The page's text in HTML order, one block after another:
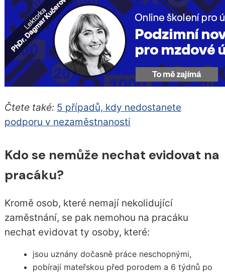
Čtete také: 5 případů, kdy nedostanete
podporu v nezaměstnanosti
Kdo se nemůže nechat evidovat na
pracáku?
Kromě osob, které nemají nekolidující
zaměstnání, se pak nemohou na pracáku
nechat evidovat ty osoby, které:
jsou uznány dočasně práce neschopnými,
pobírají mateřskou před porodem a 6 týdnů po